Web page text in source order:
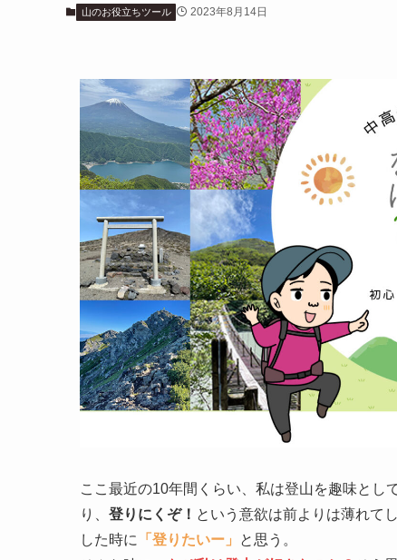
山のお役立ちツール 2023年8月14日
ここ最近の10年間くらい、私は登山を趣味とし
り、 登りにくぞ！ という意欲は前よりは薄れて
した時に
「登りたいー」
と思う。